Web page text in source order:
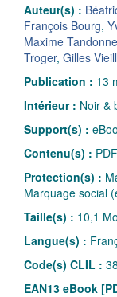
Auteur(s) :
François Bourg,
Maxime
Troger, Gilles
Publication : 13
Intérieur : Noir &
Support(s) :
Contenu(s) :
Protection(s) :
Marquage social
Taille(s) : 10,1
Langue(s) :
Code(s) CLIL :
EAN13 eBook